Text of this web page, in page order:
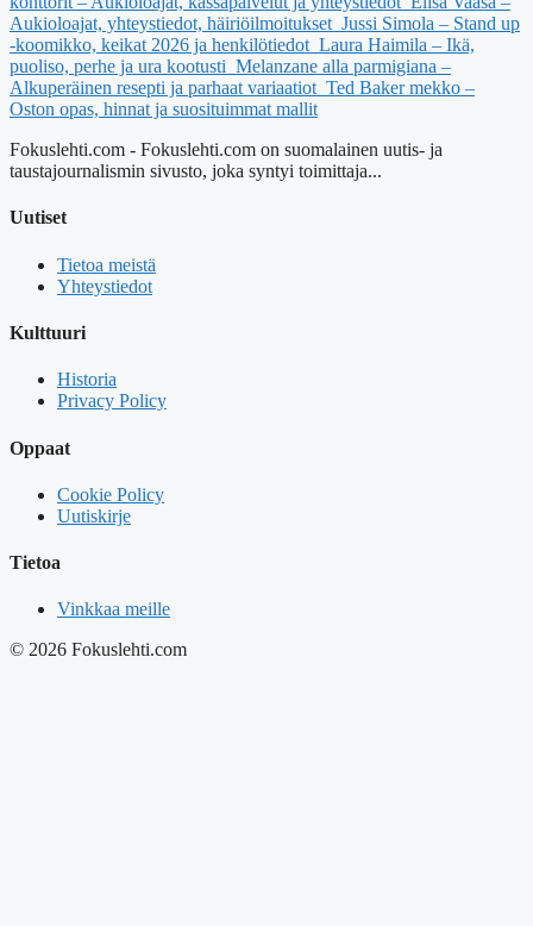
Aukioloajat, yhteystiedot, häiriöilmoitukset Jussi Simola – Stand up
-koomikko, keikat 2026 ja henkilötiedot Laura Haimila – Ikä,
puoliso, perhe ja ura kootusti Melanzane alla parmigiana –
Alkuperäinen resepti ja parhaat variaatiot Ted Baker mekko –
Oston opas, hinnat ja suosituimmat mallit
Fokuslehti.com - Fokuslehti.com on suomalainen uutis- ja
taustajournalismin sivusto, joka syntyi toimittaja...
Uutiset
Tietoa meistä
Yhteystiedot
Kulttuuri
Historia
Privacy Policy
Oppaat
Cookie Policy
Uutiskirje
Tietoa
Vinkkaa meille
© 2026 Fokuslehti.com